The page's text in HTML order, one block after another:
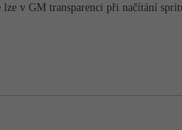
v GM transparenci při načítání